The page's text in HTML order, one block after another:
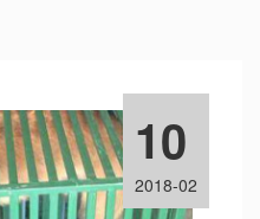
10
2018-02